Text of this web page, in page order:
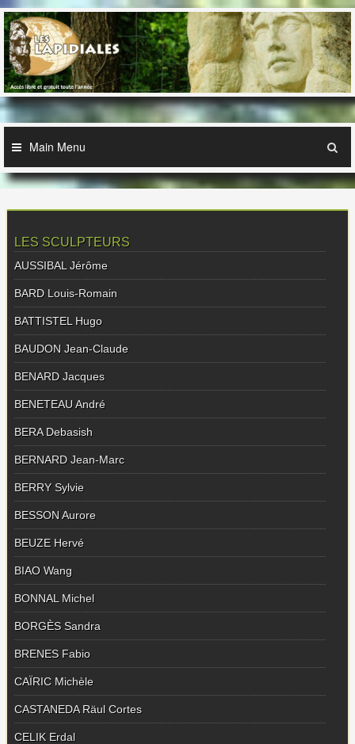
Skip
to
content
Main Menu
LES SCULPTEURS
AUSSIBAL Jérôme
BARD Louis-Romain
BATTISTEL Hugo
BAUDON Jean-Claude
BENARD Jacques
BENETEAU André
BERA Debasish
BERNARD Jean-Marc
BERRY Sylvie
BESSON Aurore
BEUZE Hervé
BIAO Wang
BONNAL Michel
BORGÈS Sandra
BRENES Fabio
CAÏRIC Michèle
CASTANEDA Räul Cortes
CELIK Erdal